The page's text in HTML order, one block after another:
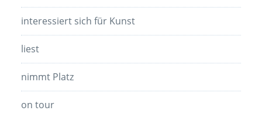
interessiert sich für Kunst
liest
nimmt Platz
on tour